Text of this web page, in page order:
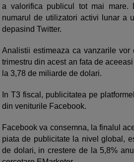
a valorifica publicul tot mai mare.
numarul de utilizatori activi lunar a
depasind Twitter.
Analistii estimeaza ca vanzarile vor
trimestru din acest an fata de
la 3,78 de miliarde de dolari.
In T3 fiscal, publicitatea pe
din veniturile Facebook.
Facebook va consemna, la finalul
piata de publicitate la nivel global,
de dolari, in crestere de la 5,8%